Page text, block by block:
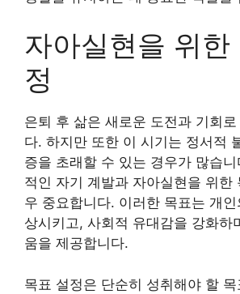
자아실현을 위한
정
은퇴 후 삶은 새로운 도전과 기회
다. 하지만 또한 이 시기는 정서적
증을 초래할 수 있는 경우가 많습
적인 자기 계발과 자아실현을 위한
우 중요합니다. 이러한 목표는 개
상시키고, 사회적 유대감을 강화하
움을 제공합니다.
목표 설정은 단순히 성취해야 할